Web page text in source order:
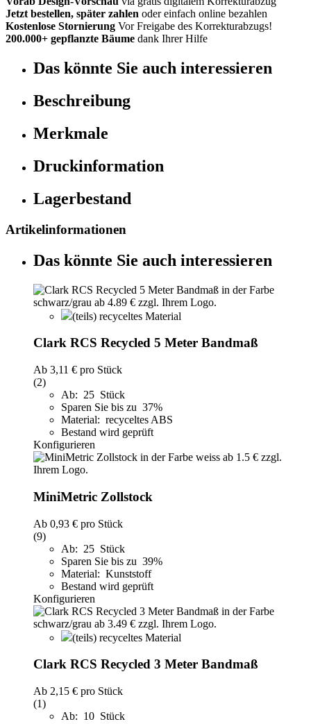
Jetzt bestellen, später zahlen oder einfach online bezahlen
Kostenlose Stornierung Vor Freigabe des Korrekturabzugs!
200.000+ gepflanzte Bäume dank Ihrer Hilfe
Das könnte Sie auch interessieren
Beschreibung
Merkmale
Druckinformation
Lagerbestand
Artikelinformationen
Das könnte Sie auch interessieren
(teils) recyceltes Material
Clark RCS Recycled 5 Meter Bandmaß
Ab 3,11 € pro Stück
(2)
Ab: 25 Stück
Sparen Sie bis zu 37%
Material: recyceltes ABS
Bestand wird geprüft
Konfigurieren
MiniMetric Zollstock
Ab 0,93 € pro Stück
(9)
Ab: 25 Stück
Sparen Sie bis zu 39%
Material: Kunststoff
Bestand wird geprüft
Konfigurieren
(teils) recyceltes Material
Clark RCS Recycled 3 Meter Bandmaß
Ab 2,15 € pro Stück
(1)
Ab: 10 Stück